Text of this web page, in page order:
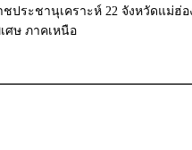
ชประชานุเคราะห์ 22 จังหวัดแม่ฮ่
ศษ ภาคเหนือ